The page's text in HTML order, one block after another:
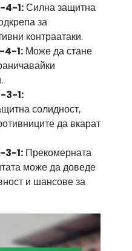
4-1:Силна защитна
за
контраатаки.
4-1: Може да стане
3-1:
солидност,
да вкарат
3-1: Прекомерната
може да доведе
и шансове за